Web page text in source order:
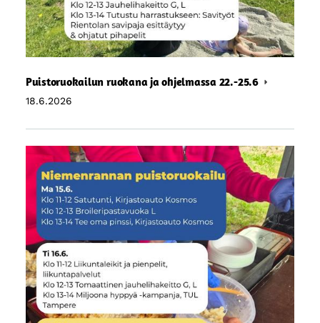
Puistoruokailun ruokana ja ohjelmassa 22.-25.6
18.6.2026